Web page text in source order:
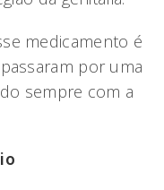
medicamento é
por uma
sempre com a